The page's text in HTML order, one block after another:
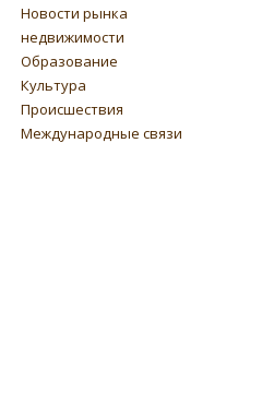
Новости рынка
недвижимости
Образование
Культура
Происшествия
Международные связи